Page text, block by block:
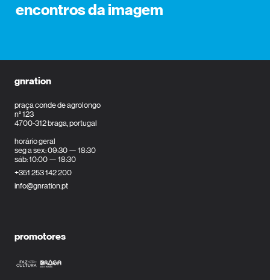
encontros da imagem
gnration
praça conde de agrolongo
n° 123
4700-312 braga, portugal
horário geral
seg a sex: 09:30 — 18:30
sáb: 10:00 — 18:30
+351 253 142 200
info@gnration.pt
promotores